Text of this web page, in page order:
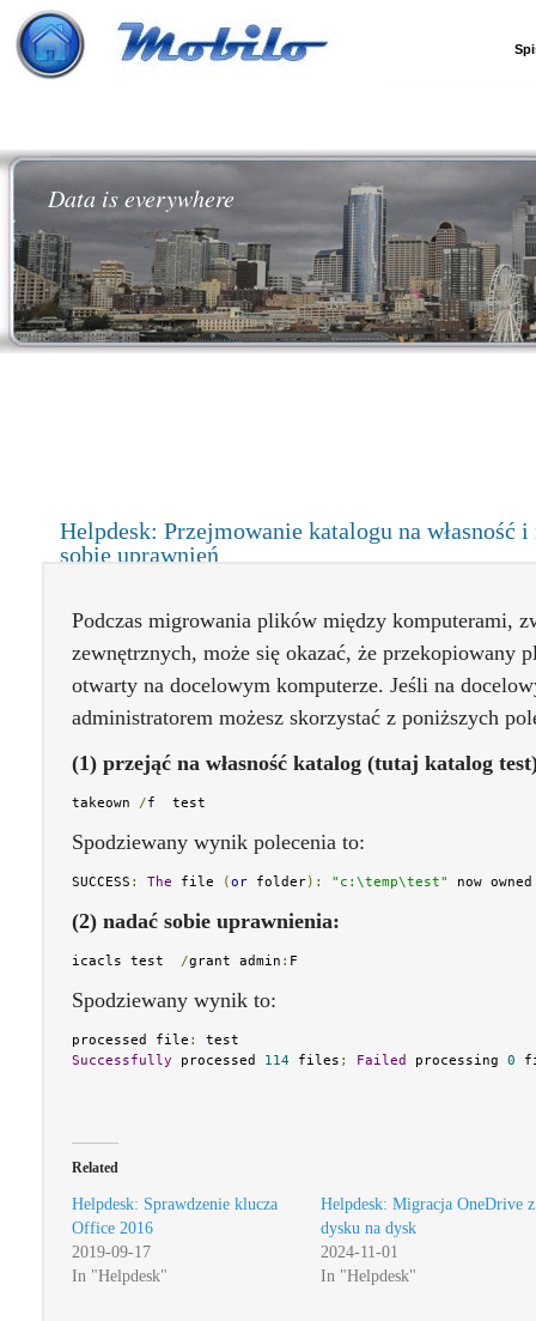
Data is everywhere
Helpdesk: Przejmowanie katalogu na własność i
sobie uprawnień
Podczas migrowania plików między komputerami,
zewnętrznych, może się okazać, że przekopiowany
otwarty na docelowym komputerze. Jeśli na
administratorem możesz skorzystać z poniższych
(1) przejąć na własność katalog (tutaj katalog
takeown /f  test
Spodziewany wynik polecenia to:
SUCCESS : The file (or folder): "c:\temp\test" now
(2) nadać sobie uprawnienia:
icacls test /grant admin : F
Spodziewany wynik to:
processed file :
Successfully processed 114 files ; Failed processing 0
Related
Helpdesk: Sprawdzenie klucza
Office 2016
2019-09-17
In "Helpdesk"
Helpdesk: Migracja OneDrive z
dysku na dysk
2024-11-01
In "Helpdesk"